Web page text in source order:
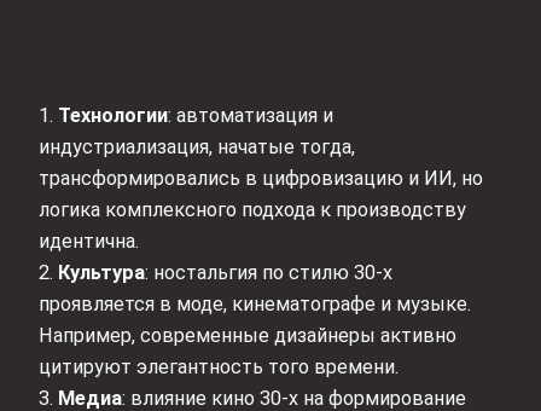
1. Технологии: автоматизация и
индустриализация, начатые тогда,
трансформировались в цифровизацию и ИИ, но
логика комплексного подхода к производству
идентична.
2. Культура: ностальгия по стилю 30-х
проявляется в моде, кинематографе и музыке.
Например, современные дизайнеры активно
цитируют элегантность того времени.
3. Медиа: влияние кино 30-х на формирование